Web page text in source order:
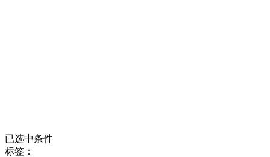
已选中条件
标签：